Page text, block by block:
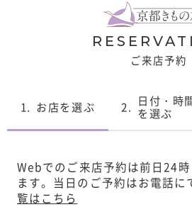
ご来店予約
1. お店を選ぶ 2. 日付・時
を選ぶ
Webでのご来店予約は前日24
ます。 当日のご予約はお電話に
覧はこちら